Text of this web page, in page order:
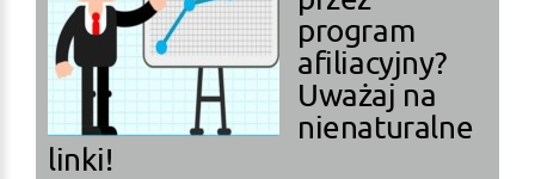
program
afiliacyjny?
Uważaj na
nienaturalne
linki!